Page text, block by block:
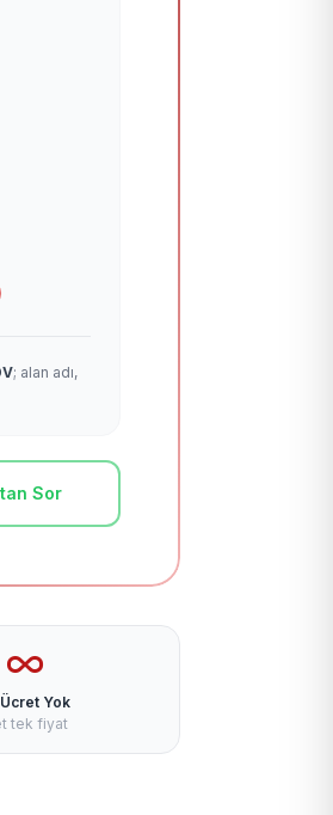
; alan adı,
Sor
Ücret Yok
tek fiyat